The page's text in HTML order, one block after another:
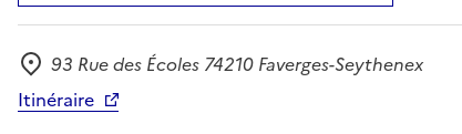
Adresse
93 Rue des Écoles 74210 Faverges-Seythenex
Itinéraire